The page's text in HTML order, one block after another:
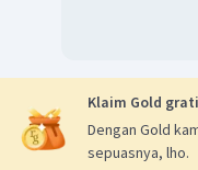
Dengan
Klaim Gold
Dengan Gold
sepuasnya, lho.